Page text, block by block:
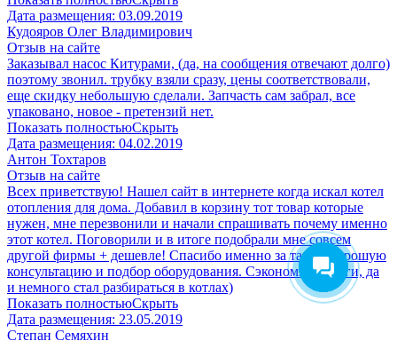
Дата размещения: 03.09.2019
Кудояров Олег Владимирович
Отзыв на сайте
Заказывал насос Китурами, (да, на сообщения отвечают долго)
поэтому звонил. трубку взяли сразу, цены соответствовали,
еще скидку небольшую сделали. Запчасть сам забрал, все
упаковано, новое - претензий нет.
Показать полностьюСкрыть
Дата размещения: 04.02.2019
Антон Тохтаров
Отзыв на сайте
Всех приветствую! Нашел сайт в интернете когда искал котел
отопления для дома. Добавил в корзину тот товар которые
нужен, мне перезвонили и начали спрашивать почему именно
этот котел. Поговорили и в итоге подобрали мне совсем
другой фирмы + дешевле! Спасибо именно за такую хорошую
консультацию и подбор оборудования. Сэкономил деньги, да
и немного стал разбираться в котлах)
Показать полностьюСкрыть
Дата размещения: 23.05.2019
Степан Семяхин